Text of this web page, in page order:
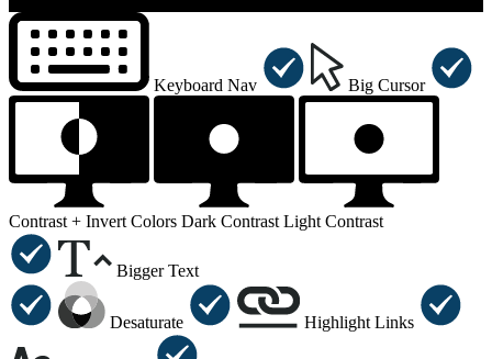
Keyboard Nav Big Cursor
Contrast + Invert Colors Dark Contrast Light Contrast
Bigger Text
Desaturate Highlight Links